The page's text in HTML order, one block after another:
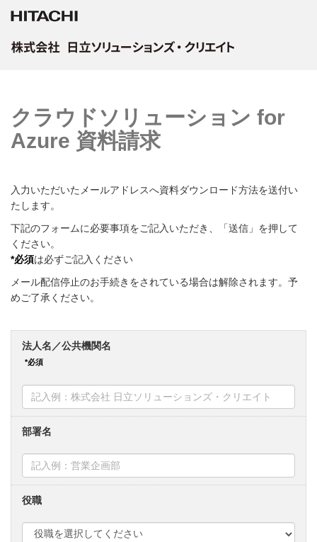
クラウドソリューション for
Azure 資料請求
入力いただいたメールアドレスへ資料ダウンロード方法を送付い
たします。
下記のフォームに必要事項をご記入いただき、
「送信」 を押して
ください。
*必須は必ずご記入ください
メール配信停止のお手続きをされている場合は解除されます。予
めご了承ください。
法人名／公共機関名
部署名
役職